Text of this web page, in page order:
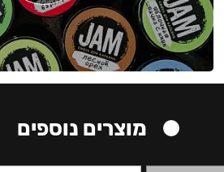
מוצרים נוספים